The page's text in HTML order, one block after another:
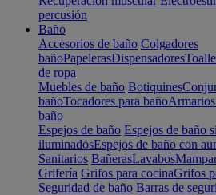
percusión
Baño
Accesorios de baño Colgadores
bañoPapelerasDispensadores
de ropa
Muebles de baño Botiquines
bañoTocadores para baño
baño
Espejos de baño Espejos de baño
iluminadosEspejos de baño con
Sanitarios BañerasLavabos
Grifería Grifos para cocinaGrifos
Seguridad de baño Barras de